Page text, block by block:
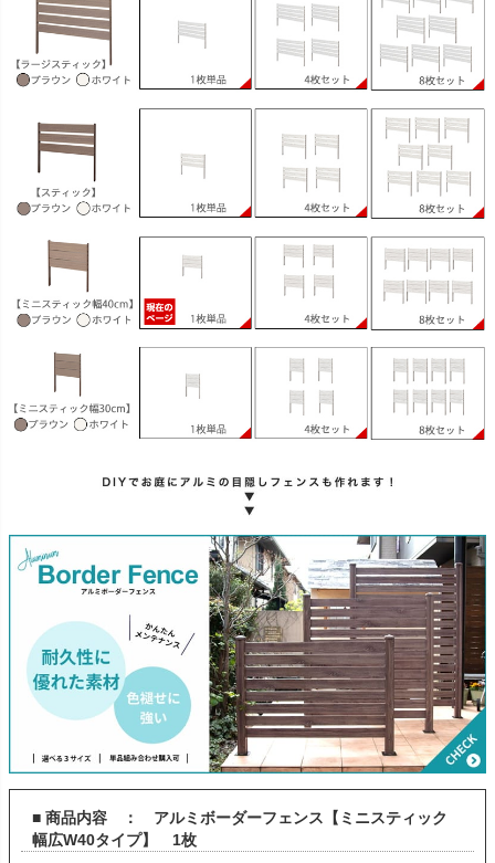
■ 商品内容 ： アルミボーダーフェンス【ミニスティック
幅広W40タイプ】 1枚